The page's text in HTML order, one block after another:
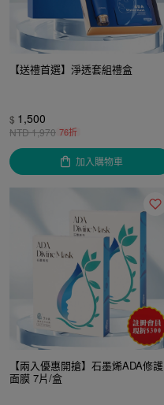
【送禮首選】淨透套組禮盒
$ 1,500
NTD1,970 76折
加入購物車
【兩入優惠開搶】石墨烯ADA修護
面膜 7片/盒